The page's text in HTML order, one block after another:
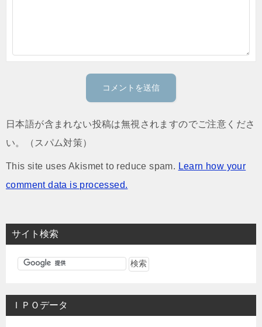
日本語が含まれない投稿は無視されますのでご注意くださ
い。（スパム対策）
This site uses Akismet to reduce spam. Learn how your
comment data is processed.
サイト検索
ＩＰＯデータ